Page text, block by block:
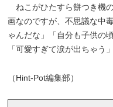
ねこがひたすら餅つき機
画なのですが、不思議な中
ゃんだな」「自分も子供の
「可愛すぎて涙が出ちゃう
（Hint-Pot編集部）